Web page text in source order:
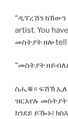
“ዲፕረሽን ክኸውን
artist. You
መስትያት ዘሎ tell
“መስትያት
ስሒቑ። ፍሽኽ
ዝርእየሉ
ክንደይ ይዀኑ፧